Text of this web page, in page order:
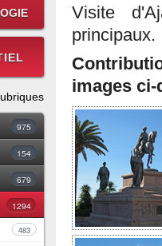
975
154
679
1294
483
Visite
principaux.
images